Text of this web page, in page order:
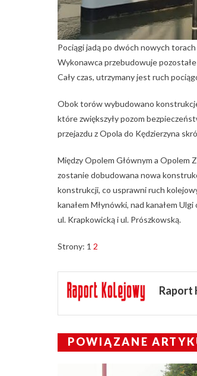
Pociągi jadą po dwóch nowych
Wykonawca przebudowuje
Cały czas, utrzymany jest ruch
Obok torów wybudowano
które zwiększyły pozom
przejazdu z Opola do Kędzierzyna
Między Opolem Głównym a Opolem
zostanie dobudowana nowa
konstrukcji, co usprawni ruch
kanałem Młynówki, nad kanałem
ul. Krapkowicką i ul. Prószkowską.
Strony: 1 2
Raport
POWIĄZANE